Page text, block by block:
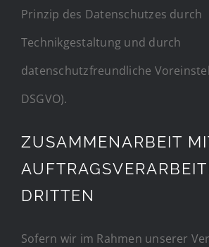
Prinzip des Datenschutzes durch
Technikgestaltung und durch
datenschutzfreundliche
DSGVO).
ZUSAMMENARBEIT
DRITTEN
Sofern wir im Rahmen unserer